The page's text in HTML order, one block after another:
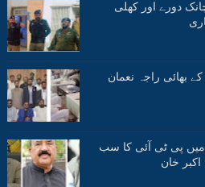
دورے اور کھلی
بھائی راجہ نعمان
میں پی ٹی آئی کا سب
خان